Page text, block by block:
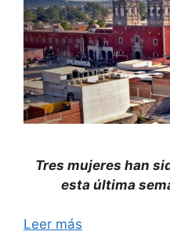
Tres mujeres han
esta última
Leer más